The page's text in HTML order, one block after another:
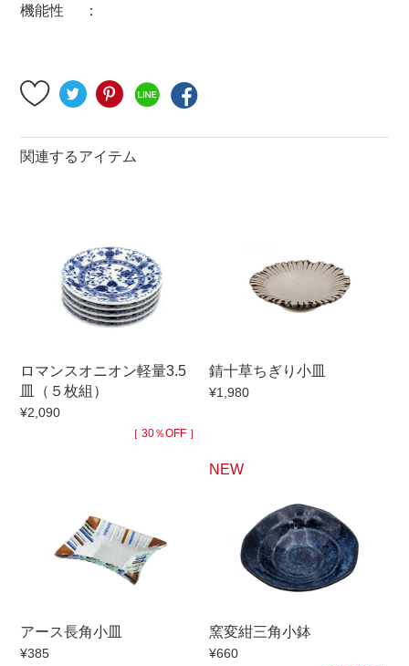
5,000円～9,999円
機能性
手ざわり
機能性
関連するアイテム
ロマンスオニオン軽量3.5
皿（５枚組）
¥2,090
［ 30％OFF ］
錆十草ちぎり小皿
¥1,980
アース長角小皿
¥385
NEW
窯変紺三角小鉢
¥660